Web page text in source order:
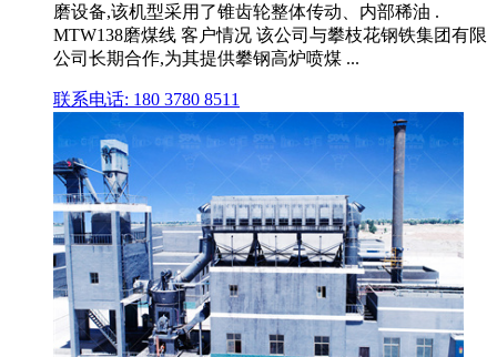
磨设备,该机型采用了锥齿轮整体传动、内部稀油 .
MTW138磨煤线 客户情况 该公司与攀枝花钢铁集团有限
公司长期合作,为其提供攀钢高炉喷煤 ...
联系电话: 180 3780 8511